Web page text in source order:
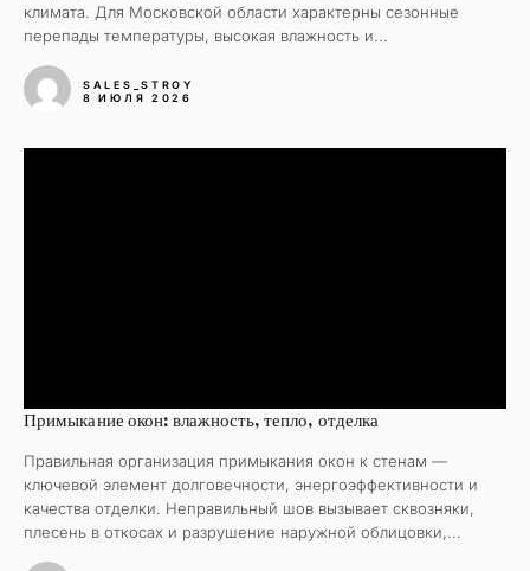
климата. Для Московской области характерны сезонные
перепады температуры, высокая влажность и...
SALES_STROY
8 ИЮЛЯ 2026
Примыкание окон: влажность, тепло, отделка
Правильная организация примыкания окон к стенам —
ключевой элемент долговечности, энергоэффективности и
качества отделки. Неправильный шов вызывает сквозняки,
плесень в откосах и разрушение наружной облицовки,...